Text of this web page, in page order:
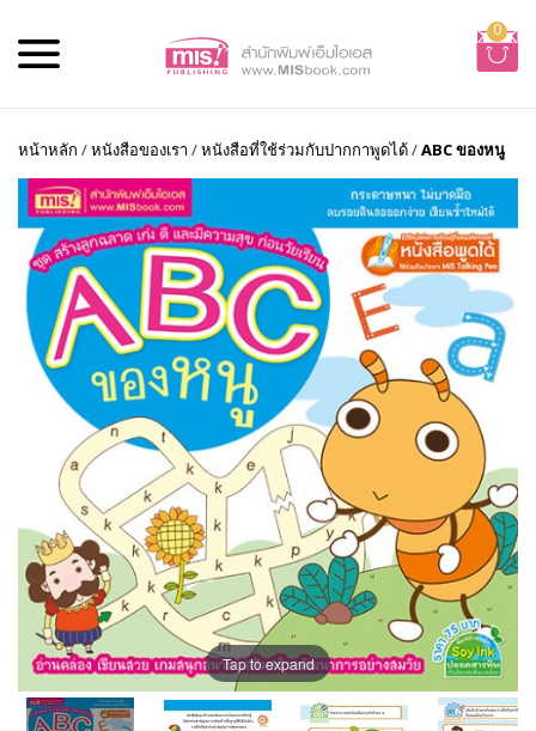
0
หน้าหลัก /หนังสือของเรา /หนังสือที่ใช้ร่วมกับปากกาพูดได้/ABC ของหนู
Tap to expand